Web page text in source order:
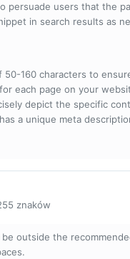
persuade users that the
in search results as
160 characters to
each page on your
depict the specific
a unique meta
znaków
outside the